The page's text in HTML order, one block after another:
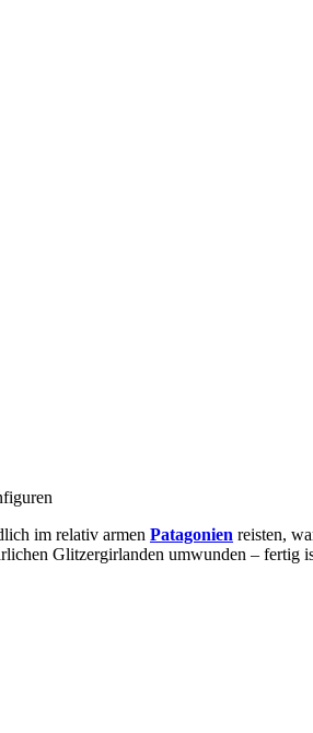
im relativ armen Patagonien reisten,
Glitzergirlanden umwunden – fertig